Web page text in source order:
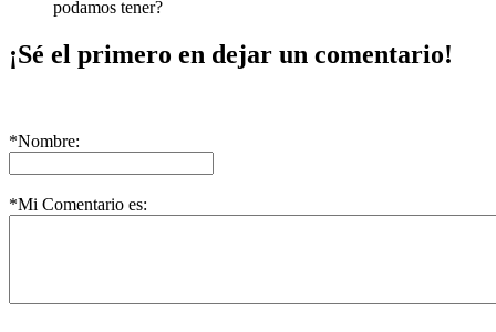
podamos tener?
¡Sé el primero en dejar un comentario!
*Nombre:
*Mi Comentario es: